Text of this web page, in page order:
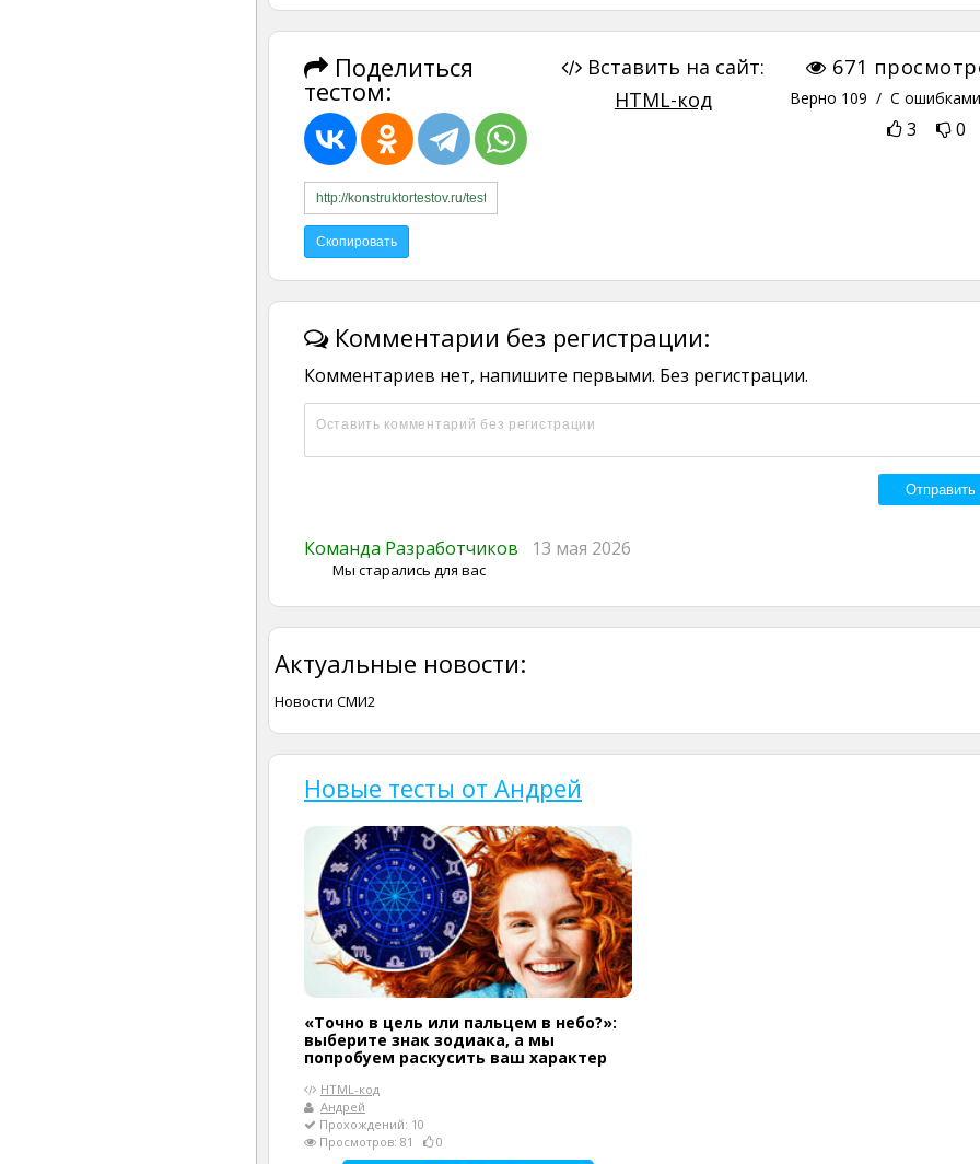
Поделиться
тестом:
671
Верно 109 / С
3 0
Вставить на сайт:
HTML-код
Комментарии без регистрации:
Комментариев нет, напишите первыми. Без регистрации.
Команда Разработчиков 13 мая 2026
Мы старались для вас
Актуальные новости:
Новости СМИ2
Новые тесты от Андрей
«Точно в цель или пальцем в небо?»:
выберите знак зодиака, а мы
попробуем раскусить ваш характер
HTML-код
Андрей
Прохождений: 10
Просмотров: 81
0